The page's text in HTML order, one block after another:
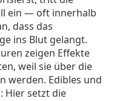
ein — oft innerhalb
dass das
ins Blut gelangt.
zeigen Effekte
weil sie über die
werden. Edibles und
Hier setzt die